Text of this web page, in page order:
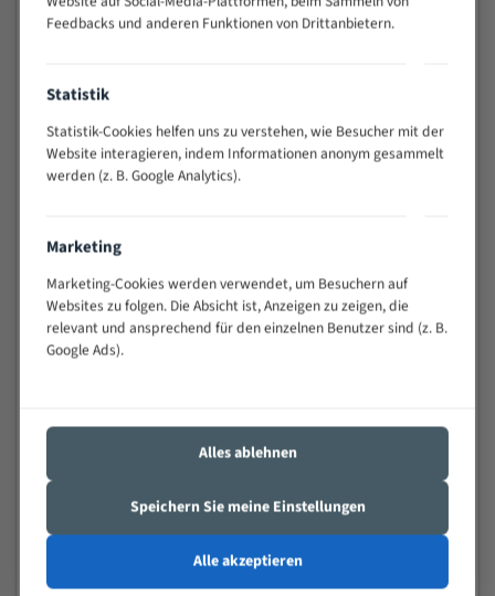
Widerstandsfähig gegen Zahnbruch auch bei
schwierigen Werkstücken (Materialmischung,
wechselnde Verbindungslängen)
Sehr geringe Vibration
Technische Beschreibung:
Positiver Spanwinkel
Bandkörper aus hochlegiertem Federstahl
Nichteisenmetalle
Speziell entwickelt für Profile / Rohre
Feedbacks und anderen Funktionen von Drittanbietern.
Statistik
Statistik-Cookies helfen uns zu verstehen, wie Besucher mit der
Website interagieren, indem Informationen anonym gesammelt
werden (z. B. Google Analytics).
Marketing
Marketing-Cookies werden verwendet, um Besuchern auf
Websites zu folgen. Die Absicht ist, Anzeigen zu zeigen, die
relevant und ansprechend für den einzelnen Benutzer sind (z. B.
Google Ads).
Alles ablehnen
Speichern Sie meine Einstellungen
Alle akzeptieren